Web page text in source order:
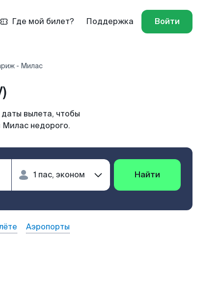
Где мой билет? Поддержка Войти
- Милас
вылета, чтобы
Милас недорого.
Найти
Аэропорты